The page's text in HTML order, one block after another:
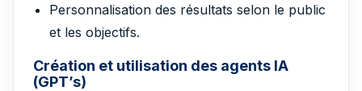
Personnalisation des résultats selon le public
et les objectifs.
Création et utilisation des agents IA
(GPT’s)